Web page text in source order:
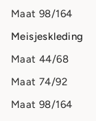
Maat 98/164
Meisjeskleding
Maat 44/68
Maat 74/92
Maat 98/164